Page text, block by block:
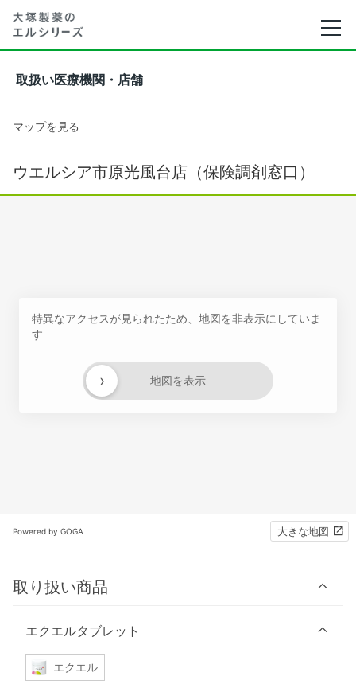
取扱い医療機関・店舗
マップを見る
ウエルシア市原光風台店（保険調剤窓口）
特異なアクセスが見られたため、地図を非表示にしていま
す
地図を表示
›
Powered by GOGA 大きな地図
取り扱い商品
エクエルタブレット
エクエル